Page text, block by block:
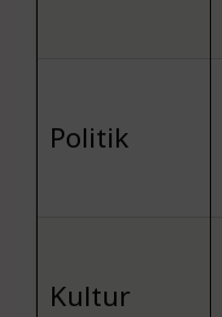
Politik
Kultur